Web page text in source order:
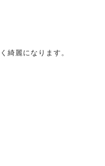
綺麗になります。